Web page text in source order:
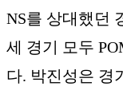
NS를 상대했던
세 경기 모두
다. 박진성은 경